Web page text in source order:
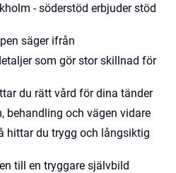
- söderstöd erbjuder stöd
säger ifrån
som gör stor skillnad för
du rätt vård för dina tänder
behandling och vägen vidare
hittar du trygg och långsiktig
till en tryggare självbild